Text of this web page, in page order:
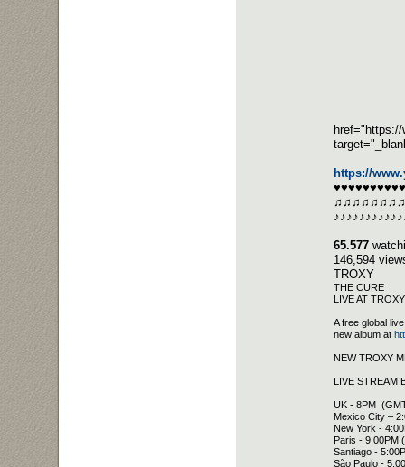
https://
65.577
146,594
TROXY
THE CURE
LIVE AT
A free global
new album at
NEW TROXY
LIVE STREAM
UK - 8PM
Mexico City –
New York -
Paris - 9:00PM
Santiago -
São Paulo -